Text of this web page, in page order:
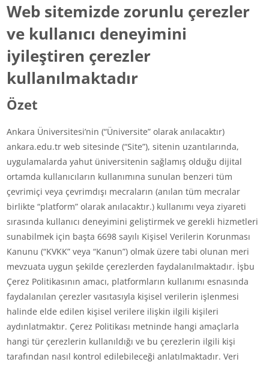
Web sitemizde zorunlu çerezler
ve kullanıcı deneyimini
iyileştiren çerezler
kullanılmaktadır
Özet
Ankara Üniversitesi’nin (“Üniversite” olarak anılacaktır)
ankara.edu.tr web sitesinde (“Site”), sitenin uzantılarında,
uygulamalarda yahut üniversitenin sağlamış olduğu dijital
ortamda kullanıcıların kullanımına sunulan benzeri tüm
çevrimiçi veya çevrimdışı mecraların (anılan tüm mecralar
birlikte “platform” olarak anılacaktır.) kullanımı veya ziyareti
sırasında kullanıcı deneyimini geliştirmek ve gerekli hizmetleri
sunabilmek için başta 6698 sayılı Kişisel Verilerin Korunması
Kanunu (“KVKK” veya “Kanun”) olmak üzere tabi olunan meri
mevzuata uygun şekilde çerezlerden faydalanılmaktadır. İşbu
Çerez Politikasının amacı, platformların kullanımı esnasında
faydalanılan çerezler vasıtasıyla kişisel verilerin işlenmesi
halinde elde edilen kişisel verilere ilişkin ilgili kişileri
aydınlatmaktır. Çerez Politikası metninde hangi amaçlarla
hangi tür çerezlerin kullanıldığı ve bu çerezlerin ilgili kişi
tarafından nasıl kontrol edilebileceği anlatılmaktadır. Veri